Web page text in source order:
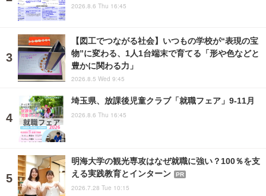
2026.8.6 Thu 16:45
【図工でつながる社会】いつもの学校が“表現の宝
物”に変わる、1人1台端末で育てる「形や色などと
豊かに関わる力」
2026.8.5 Wed 9:45
埼玉県、放課後児童クラブ「就職フェア」9-11月
2026.8.6 Thu 16:45
明海大学の観光専攻はなぜ就職に強い？100％を支
える実践教育とインターン
PR
2026.7.28 Tue 10:15